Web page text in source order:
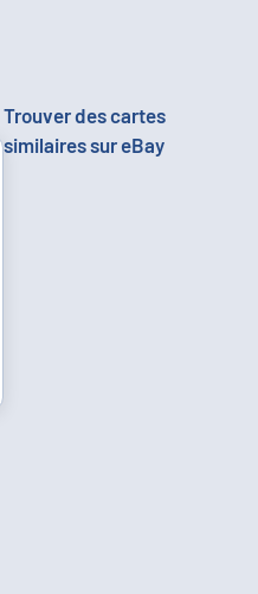
Trouver des cartes
similaires sur eBay